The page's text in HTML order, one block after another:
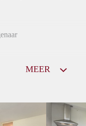
Bruto
MEER